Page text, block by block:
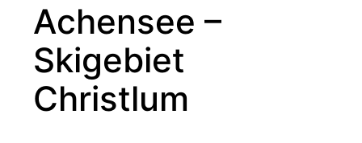
Achensee –
Skigebiet
Christlum